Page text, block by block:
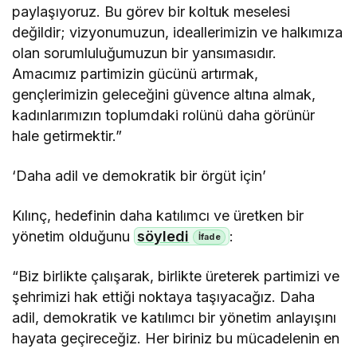
paylaşıyoruz. Bu görev bir koltuk meselesi
değildir; vizyonumuzun, ideallerimizin ve halkımıza
olan sorumluluğumuzun bir yansımasıdır.
Amacımız partimizin gücünü artırmak,
gençlerimizin geleceğini güvence altına almak,
kadınlarımızın toplumdaki rolünü daha görünür
hale getirmektir.”
‘Daha adil ve demokratik bir örgüt için’
Kılınç, hedefinin daha katılımcı ve üretken bir
yönetim olduğunu söyledi :
“Biz birlikte çalışarak, birlikte üreterek partimizi ve
şehrimizi hak ettiği noktaya taşıyacağız. Daha
adil, demokratik ve katılımcı bir yönetim anlayışını
hayata geçireceğiz. Her biriniz bu mücadelenin en